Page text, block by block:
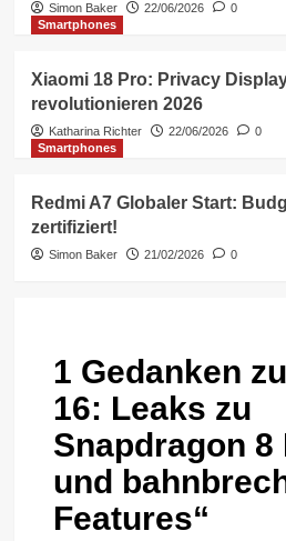
Simon Baker 22/06/2026
0
Smartphones
Xiaomi 18 Pro: Privacy
revolutionieren 2026
Katharina Richter 22/06/2026
0
Smartphones
Redmi A7 Globaler Start:
zertifiziert!
Simon Baker 21/02/2026 0
1 Gedanken
16: Leaks zu
Snapdragon 8
und
Features“